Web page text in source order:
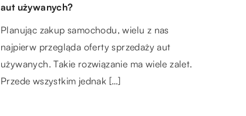
Dlaczego warto ogrzewać dom
ekogroszkiem?
Sezon zimowy już w pełni, tak więc już jakiś
czas temu podjęliśmy decyzję czym opalamy
swoją nieruchomość. Ale może jesteśmy […]
aut używanych?
Planując zakup samochodu, wielu z nas
najpierw przegląda oferty sprzedaży aut
używanych. Takie rozwiązanie ma wiele zalet.
Przede wszystkim jednak […]
Dieta pudełkowa – czy istnieje możliwość
jej dopasowania do indywidualnych
potrzeb?
Catering pudełkowy jako forma codziennego
żywienia zyskuje na popularności. Pęd